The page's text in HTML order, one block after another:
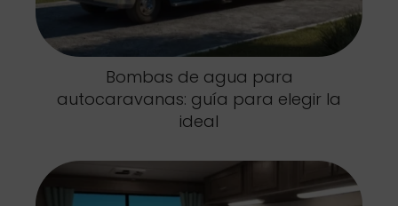
Bombas de agua para
autocaravanas: guía para elegir la
ideal